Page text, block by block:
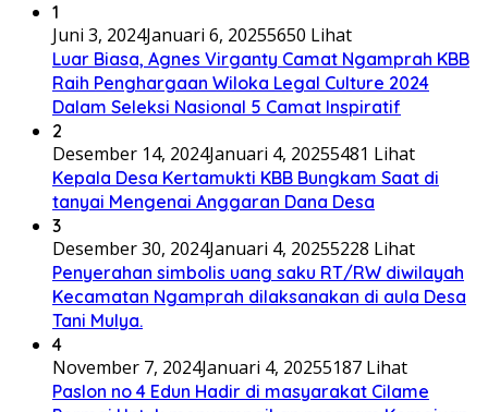
1
Juni 3, 2024Januari 6, 20255650 Lihat
Luar Biasa, Agnes Virganty Camat Ngamprah KBB
Raih Penghargaan Wiloka Legal Culture 2024
Dalam Seleksi Nasional 5 Camat Inspiratif
2
Desember 14, 2024Januari 4, 20255481 Lihat
Kepala Desa Kertamukti KBB Bungkam Saat di
tanyai Mengenai Anggaran Dana Desa
3
Desember 30, 2024Januari 4, 20255228 Lihat
Penyerahan simbolis uang saku RT/RW diwilayah
Kecamatan Ngamprah dilaksanakan di aula Desa
Tani Mulya.
4
November 7, 2024Januari 4, 20255187 Lihat
Paslon no 4 Edun Hadir di masyarakat Cilame